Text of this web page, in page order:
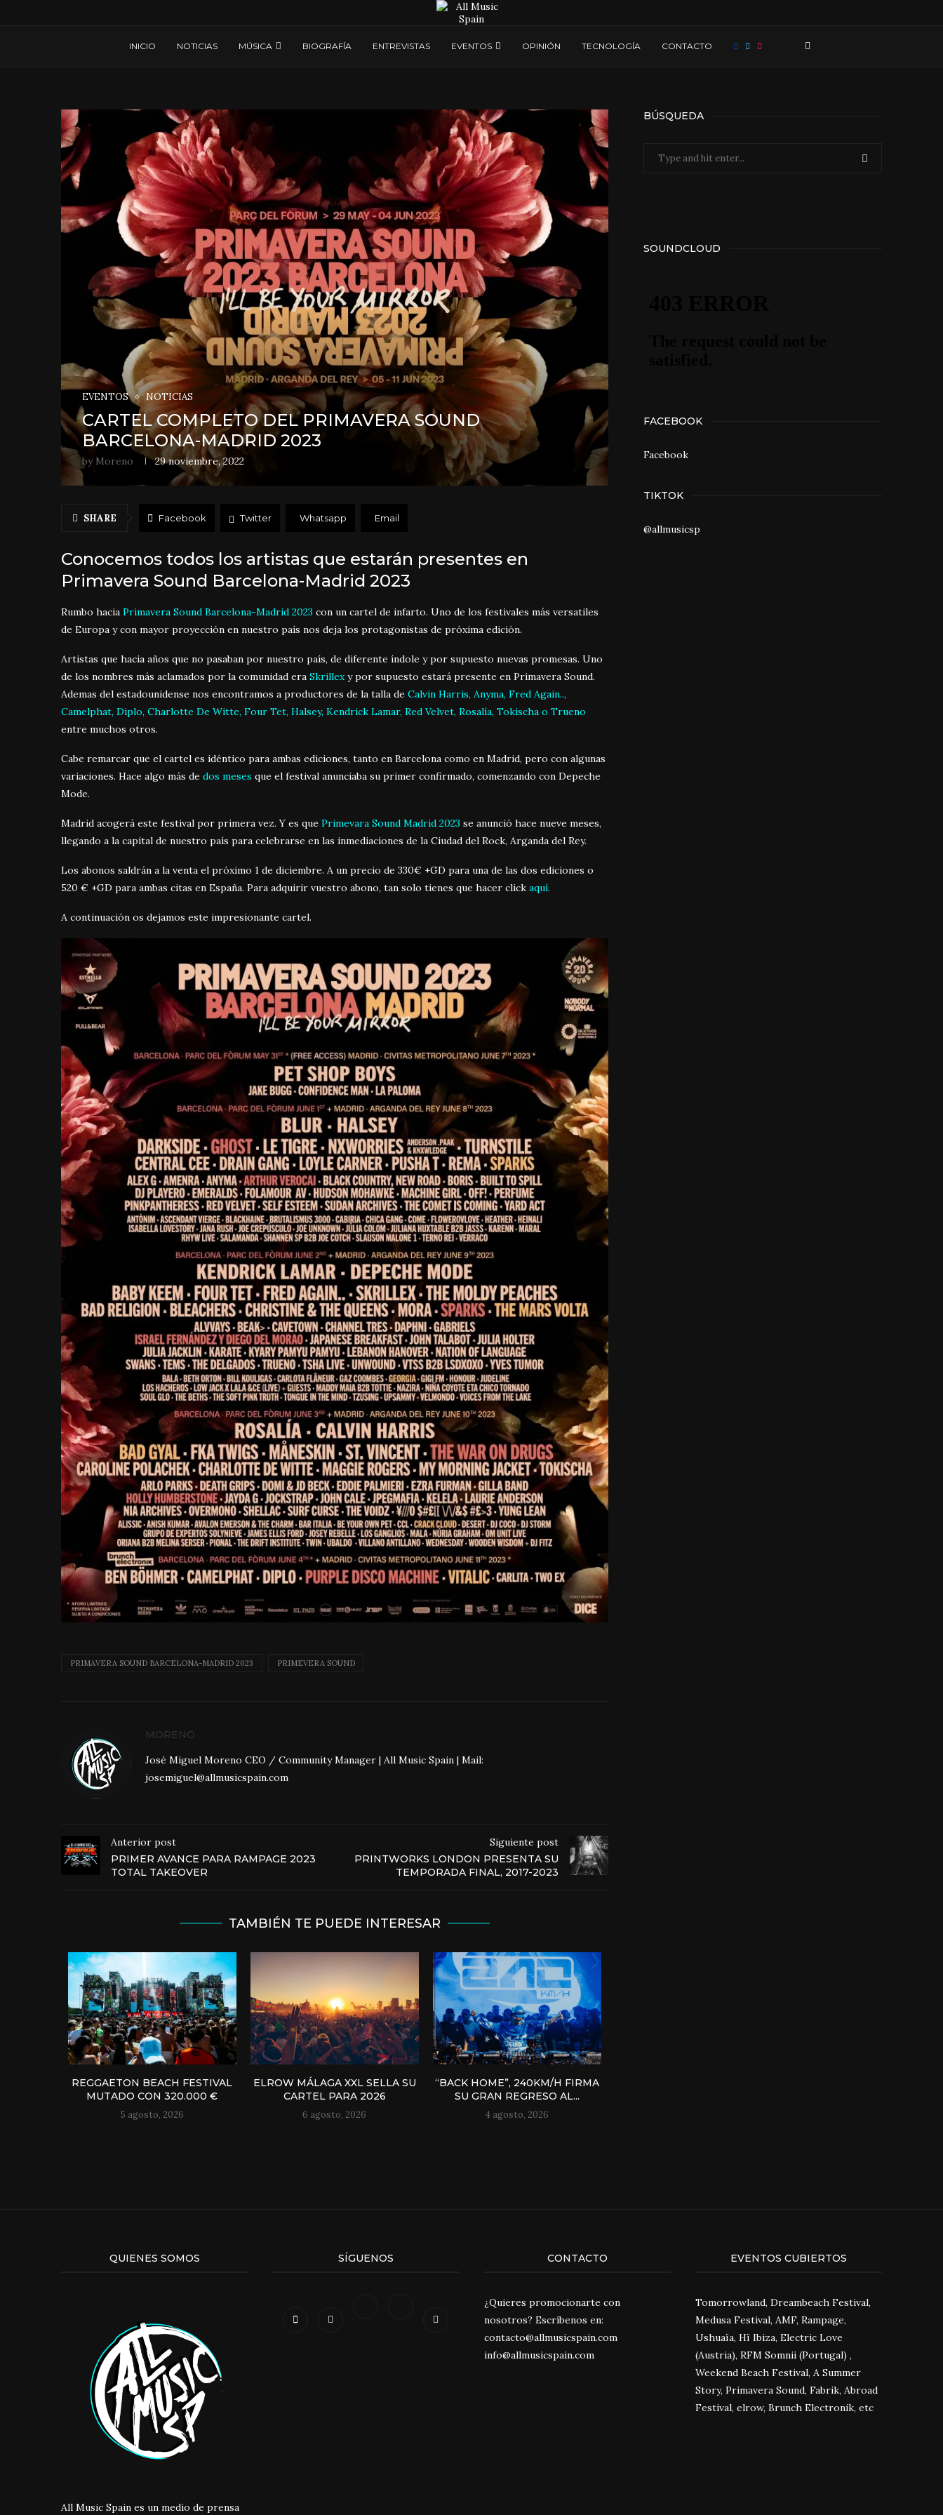
INICIO NOTICIAS MÚSICA BIOGRAFÍA ENTREVISTAS EVENTOS OPINIÓN TECNOLOGÍA CONTACTO
EVENTOS NOTICIAS
CARTEL COMPLETO DEL PRIMAVERA SOUND
BARCELONA-MADRID 2023
by Moreno 29 noviembre, 2022
SHARE Facebook Twitter Whatsapp Email
Conocemos todos los artistas que estarán presentes en
Primavera Sound Barcelona-Madrid 2023
Rumbo hacia Primavera Sound Barcelona-Madrid 2023 con un cartel de infarto. Uno de los festivales más versatiles
de Europa y con mayor proyección en nuestro país nos deja los protagonistas de próxima edición.
Artistas que hacia años que no pasaban por nuestro país, de diferente índole y por supuesto nuevas promesas. Uno
de los nombres más aclamados por la comunidad era Skrillexy por supuesto estará presente en Primavera Sound.
Ademas del estadounidense nos encontramos a productores de la talla de Calvin Harris, Anyma, Fred Again..,
Camelphat, Diplo, Charlotte De Witte, Four Tet, Halsey, Kendrick Lamar, Red Velvet, Rosalía, Tokischa o Trueno
entre muchos otros.
Cabe remarcar que el cartel es idéntico para ambas ediciones, tanto en Barcelona como en Madrid, pero con algunas
variaciones. Hace algo más de dos meses que el festival anunciaba su primer confirmado, comenzando con Depeche
Mode.
Madrid acogerá este festival por primera vez. Y es que Primevara Sound Madrid 2023 se anunció hace nueve meses,
llegando a la capital de nuestro país para celebrarse en las inmediaciones de la Ciudad del Rock, Arganda del Rey.
Los abonos saldrán a la venta el próximo 1 de diciembre. A un precio de 330€ +GD para una de las dos ediciones o
520 € +GD para ambas citas en España. Para adquirir vuestro abono, tan solo tienes que hacer click aquí.
A continuación os dejamos este impresionante cartel.
PRIMAVERA SOUND BARCELONA-MADRID 2023 PRIMEVERA SOUND
MORENO
José Miguel Moreno CEO / Community Manager | All Music Spain | Mail:
josemiguel@allmusicspain.com
Anterior post
PRIMER AVANCE PARA RAMPAGE 2023
TOTAL TAKEOVER
Siguiente post
PRINTWORKS LONDON PRESENTA SU
TEMPORADA FINAL, 2017-2023
TAMBIÉN TE PUEDE INTERESAR
REGGAETON BEACH FESTIVAL
MUTADO CON 320.000 €
5 agosto, 2026
ELROW MÁLAGA XXL SELLA SU
CARTEL PARA 2026
6 agosto, 2026
“BACK HOME”, 240KM/H FIRMA
SU GRAN REGRESO AL...
4 agosto, 2026
BÚSQUEDA
SOUNDCLOUD
FACEBOOK
Facebook
TIKTOK
@allmusicsp
QUIENES SOMOS
All Music Spain es un medio de prensa
SÍGUENOS CONTACTO
¿Quieres promocionarte con
nosotros? Escríbenos en:
contacto@allmusicspain.com
info@allmusicspain.com
EVENTOS CUBIERTOS
Tomorrowland, Dreambeach Festival,
Medusa Festival, AMF, Rampage,
Ushuaïa, Hï Ibiza, Electric Love
(Austria), RFM Somnii (Portugal) ,
Weekend Beach Festival, A Summer
Story, Primavera Sound, Fabrik, Abroad
Festival, elrow, Brunch Electronik, etc